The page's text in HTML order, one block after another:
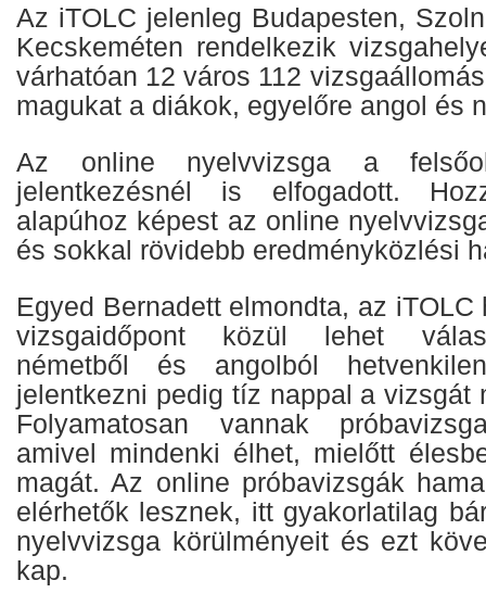
Az iTOLC jelenleg Budapesten,
Kecskeméten rendelkezik
várhatóan 12 város 112
magukat a diákok, egyelőre angol és
Az online nyelvvizsga a
jelentkezésnél is elfogadott.
alapúhoz képest az online
és sokkal rövidebb eredményközlési
Egyed Bernadett elmondta, az
vizsgaidőpont közül lehet
németből és angolból
jelentkezni pedig tíz nappal a vizsgát
Folyamatosan vannak
amivel mindenki élhet, mielőtt
magát. Az online próbavizsgák
elérhetők lesznek, itt gyakorlatilag
nyelvvizsga körülményeit és ezt
kap.